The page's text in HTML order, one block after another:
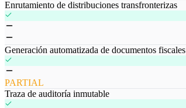
Enrutamiento de distribuciones transfronterizas
Generación automatizada de documentos fiscales
PARTIAL
Traza de auditoría inmutable